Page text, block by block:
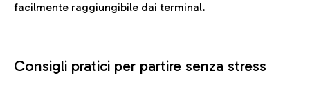
facilmente raggiungibile dai terminal.
Consigli pratici per partire senza stress